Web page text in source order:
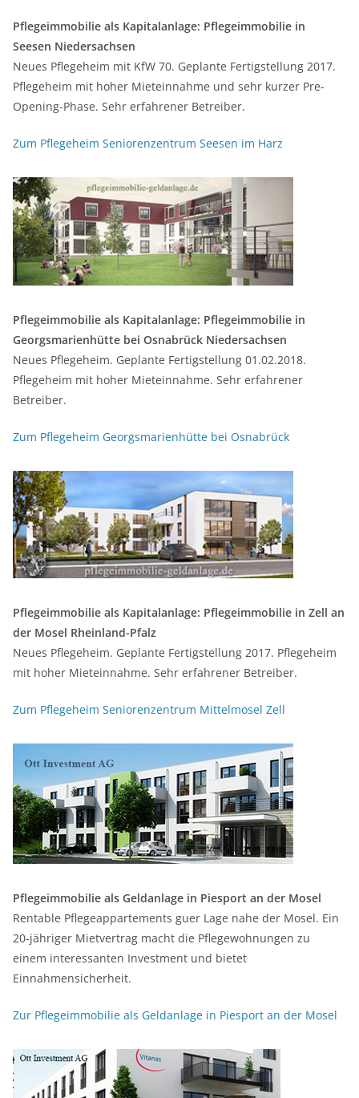
Pflegeimmobilie als Kapitalanlage: Pflegeimmobilie in
Seesen Niedersachsen
Neues Pflegeheim mit KfW 70. Geplante Fertigstellung 2017.
Pflegeheim mit hoher Mieteinnahme und sehr kurzer Pre-
Opening-Phase. Sehr erfahrener Betreiber.
Zum Pflegeheim Seniorenzentrum Seesen im Harz
Pflegeimmobilie als Kapitalanlage: Pflegeimmobilie in
Georgsmarienhütte bei Osnabrück Niedersachsen
Neues Pflegeheim. Geplante Fertigstellung 01.02.2018.
Pflegeheim mit hoher Mieteinnahme. Sehr erfahrener
Betreiber.
Zum Pflegeheim Georgsmarienhütte bei Osnabrück
Pflegeimmobilie als Kapitalanlage: Pflegeimmobilie in Zell an
der Mosel Rheinland-Pfalz
Neues Pflegeheim. Geplante Fertigstellung 2017. Pflegeheim
mit hoher Mieteinnahme. Sehr erfahrener Betreiber.
Zum Pflegeheim Seniorenzentrum Mittelmosel Zell
Pflegeimmobilie als Geldanlage in Piesport an der Mosel
Rentable Pflegeappartements guer Lage nahe der Mosel. Ein
20-jähriger Mietvertrag macht die Pflegewohnungen zu
einem interessanten Investment und bietet
Einnahmensicherheit.
Zur Pflegeimmobilie als Geldanlage in Piesport an der Mosel